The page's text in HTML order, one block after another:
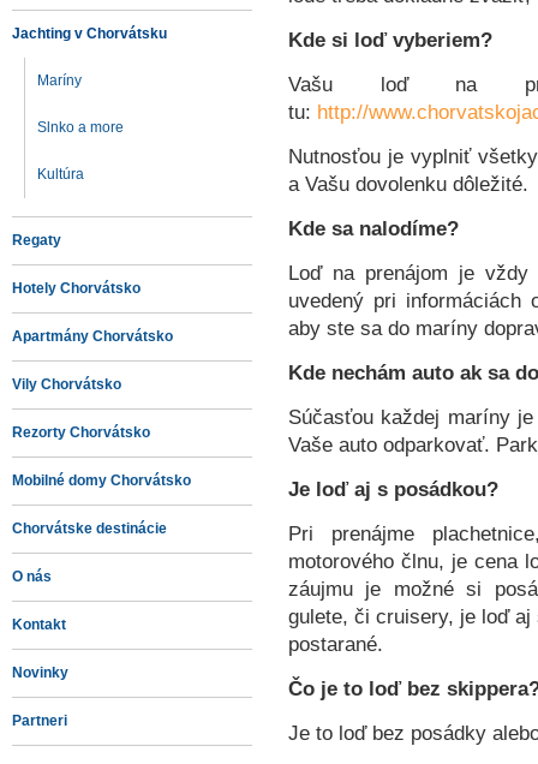
Jachting v Chorvátsku
Maríny
Slnko a more
Kultúra
Regaty
Hotely Chorvátsko
Apartmány Chorvátsko
Vily Chorvátsko
Rezorty Chorvátsko
Mobilné domy Chorvátsko
Chorvátske destinácie
O nás
Kontakt
Novinky
Partneri
Kde si loď vyberiem?
Vašu loď na
tu: http://
Nutnosťou je vyplniť
a Vašu dovolenku dôležité.
Kde sa nalodíme?
Loď na prenájom je
uvedený pri
aby ste sa do maríny
Kde nechám auto ak sa
Súčasťou každej maríny
Vaše auto odparkovať.
Je loď aj s posádkou?
Pri prenájme
motorového člnu, je cena
záujmu je možné si
gulete, či cruisery, je loď aj
postarané.
Čo je to loď bez
Je to loď bez posádky